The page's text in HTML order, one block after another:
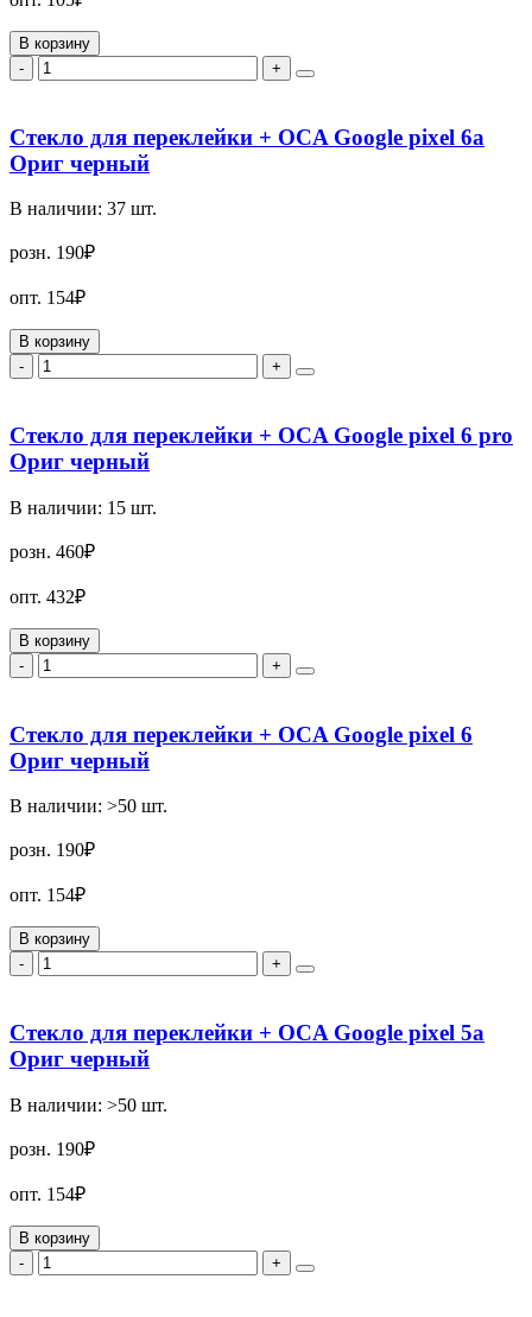
В корзину
-
+
Стекло для переклейки + OCA Google pixel 6a
Ориг черный
В наличии: 37 шт.
розн. 190₽
опт. 154₽
В корзину
-
+
Стекло для переклейки + OCA Google pixel 6 pro
Ориг черный
В наличии: 15 шт.
розн. 460₽
опт. 432₽
В корзину
-
+
Стекло для переклейки + OCA Google pixel 6
Ориг черный
В наличии: >50 шт.
розн. 190₽
опт. 154₽
В корзину
-
+
Стекло для переклейки + OCA Google pixel 5a
Ориг черный
В наличии: >50 шт.
розн. 190₽
опт. 154₽
В корзину
-
+